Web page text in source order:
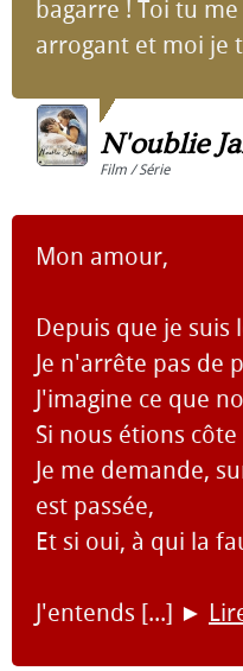
bagarre ! Toi tu
arrogant et moi je
N'oublie
Film / Série
Mon amour,
Depuis que je suis
Je n'arrête pas de
J'imagine ce que
Si nous étions côte
Je me demande,
est passée,
Et si oui, à qui la
J'entends [...] ►